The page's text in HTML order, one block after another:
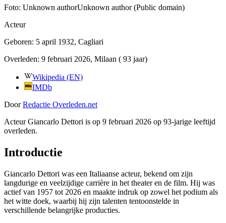
Foto: Unknown authorUnknown author (Public domain)
Acteur
Geboren: 5 april 1932, Cagliari
Overleden: 9 februari 2026, Milaan ( 93 jaar)
Wikipedia (EN)
IMDb
Door Redactie Overleden.net
Acteur Giancarlo Dettori is op 9 februari 2026 op 93-jarige leeftijd
overleden.
Introductie
Giancarlo Dettori was een Italiaanse acteur, bekend om zijn
langdurige en veelzijdige carrière in het theater en de film. Hij was
actief van 1957 tot 2026 en maakte indruk op zowel het podium als
het witte doek, waarbij hij zijn talenten tentoonstelde in
verschillende belangrijke producties.